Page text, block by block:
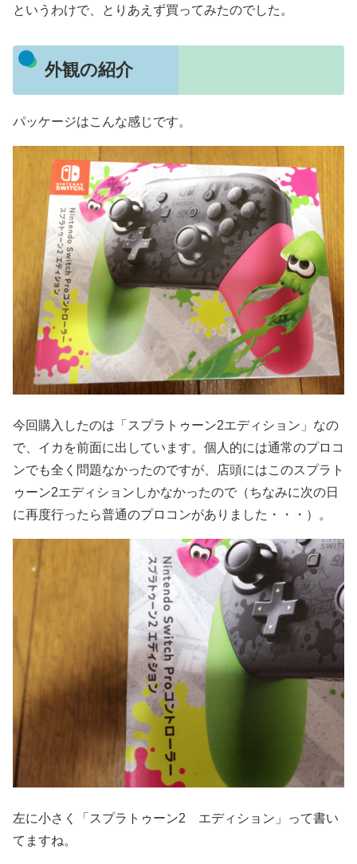
というわけで、とりあえず買ってみたのでした。
外観の紹介
パッケージはこんな感じです。
今回購入したのは「スプラトゥーン2エディション」なの
で、イカを前面に出しています。個人的には通常のプロコ
ンでも全く問題なかったのですが、店頭にはこのスプラト
ゥーン2エディションしかなかったので（ちなみに次の日
に再度行ったら普通のプロコンがありました・・・）。
左に小さく「スプラトゥーン2 エディション」って書い
てますね。